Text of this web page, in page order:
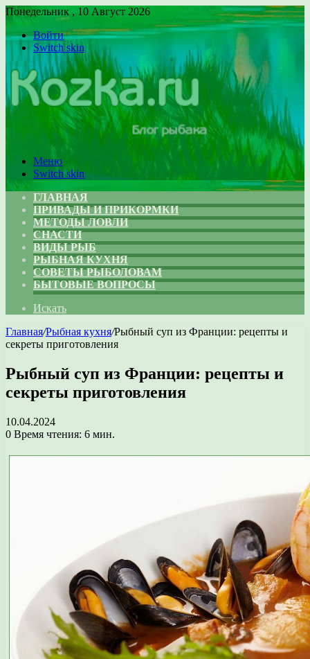
Понедельник , 10 Август 2026
Войти
Switch skin
Меню
Switch skin
ГЛАВНАЯ
ПРИВАДЫ И ПРИКОРМКИ
МЕТОДЫ ЛОВЛИ
СНАСТИ
ВИДЫ РЫБ
РЫБНАЯ КУХНЯ
СОВЕТЫ РЫБОЛОВАМ
БЫТОВЫЕ ВОПРОСЫ
Искать
Главная/Рыбная кухня/Рыбный суп из Франции: рецепты и
секреты приготовления
Рыбный суп из Франции: рецепты и
секреты приготовления
10.04.2024
0 Время чтения: 6 мин.